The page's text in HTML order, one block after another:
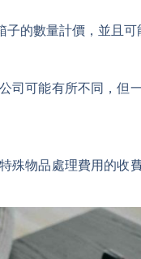
的數量計價，並且可
司可能有所不同，但
殊物品處理費用的收